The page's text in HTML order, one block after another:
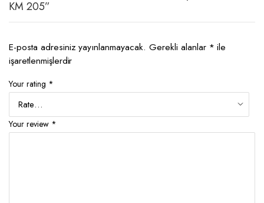
KM 205”
E-posta adresiniz yayınlanmayacak. Gerekli alanlar * ile
işaretlenmişlerdir
Your rating *
Your review *